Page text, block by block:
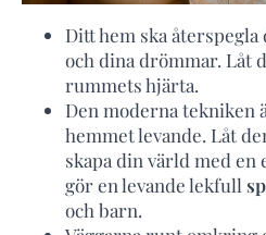
Ditt hem ska
och dina drömmar. Låt
rummets hjärta.
Den moderna tekniken
hemmet levande. Låt
skapa din värld med
gör en levande lekfull
och barn.